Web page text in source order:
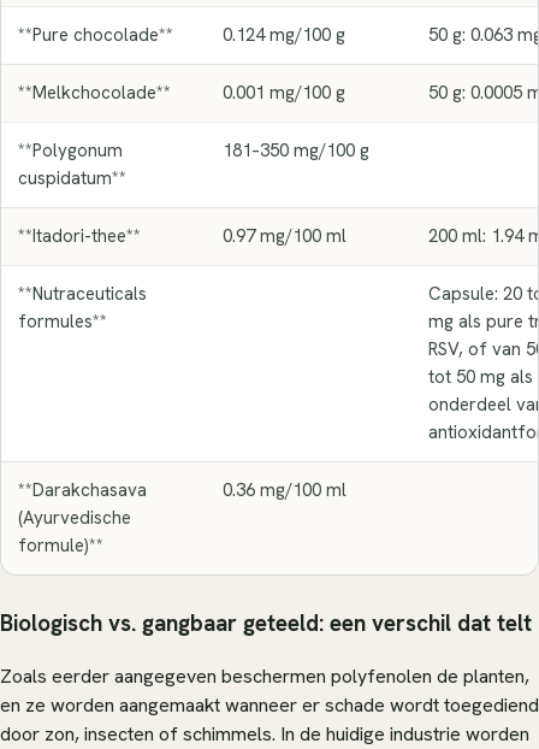
**Pure chocolade** 0.124 mg/100 g 50 g: 0.063
**Melkchocolade** 0.001 mg/100 g 50 g: 0.0005
**Polygonum
cuspidatum**
181–350 mg/100 g
**Itadori-thee** 0.97 mg/100 ml 200 ml: 1.94
**Nutraceuticals
formules**
Capsule: 20
mg als pure
RSV, of van
tot 50 mg als
onderdeel
**Darakchasava
(Ayurvedische
formule)**
0.36 mg/100 ml
Biologisch vs. gangbaar geteeld: een verschil dat telt
Zoals eerder aangegeven beschermen polyfenolen de planten,
en ze worden aangemaakt wanneer er schade wordt toegediend
door zon, insecten of schimmels. In de huidige industrie worden